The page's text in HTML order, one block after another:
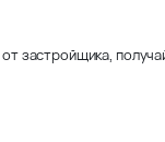
застройщика,